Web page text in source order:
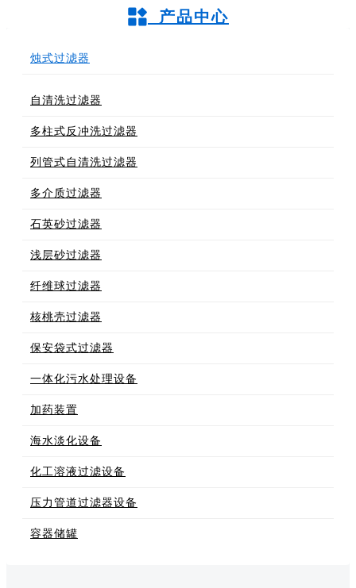
产品中心
烛式过滤器
自清洗过滤器
多柱式反冲洗过滤器
列管式自清洗过滤器
多介质过滤器
石英砂过滤器
浅层砂过滤器
纤维球过滤器
核桃壳过滤器
保安袋式过滤器
一体化污水处理设备
加药装置
海水淡化设备
化工溶液过滤设备
压力管道过滤器设备
容器储罐